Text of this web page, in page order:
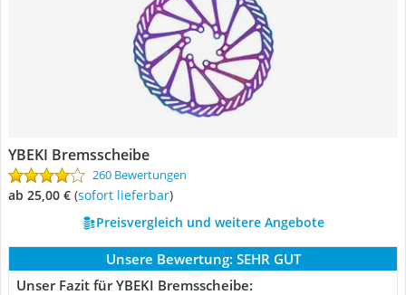
YBEKI Bremsscheibe
260 Bewertungen
ab 25,00 € ( Sofort lieferbar)
Preisvergleich und weitere Angebote
Unsere Bewertung: SEHR GUT
Unser Fazit für YBEKI Bremsscheibe: